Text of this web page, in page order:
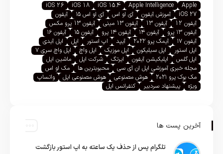
Apple
Apple Intelligence
iOS 15.4
iOS 18
iOS 26
iOS 27
آموزش آیفون آی او اس آی او اس ۱۵
آیفون
آیفون 12
آیفون 13 آیفون 13 مینی
آیفون 13 پرو مکس
آیفون ۱۳ پرو
آیفون ۱۴ آیفون ۱۴ پرو آیفون ۱۵
آیفون ۱۶
آیفون ۱۷
آیمک پرو ۲۰۲۲ آیپد اپ استور اپل
اپل آیدی
اپل استور
اپل سیلیکون اپل موزیک اپل واچ
اپل واچ سری ۷
اپل گلس
اپلیکیشن آیفون ایرتگ شرکت اپل
ماشین اپل
مجله خبری آموزشی اپل ان آی سی
محبوبترین ها
مک او اس
مک بوک پرو ۲۰۲۱
هوش مصنوعی هوش مصنوعی اپل
واتساپ
ویژه
پیشنهاد سردبیر کنفرانس اپل
آخرین پست ها
تلگرام پس از حذف یک ساعته به اپ استور بازگشت